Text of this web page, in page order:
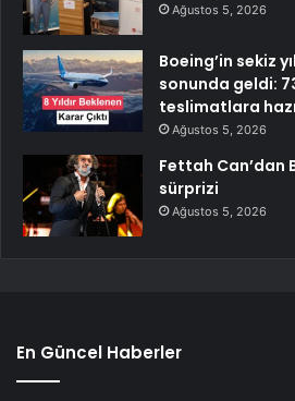
Ağustos 5, 2026
Boeing’in sekiz
sonunda geldi:
teslimatlara
Ağustos 5, 2026
Fettah Can’dan
sürprizi
Ağustos 5, 2026
En Güncel Haberler